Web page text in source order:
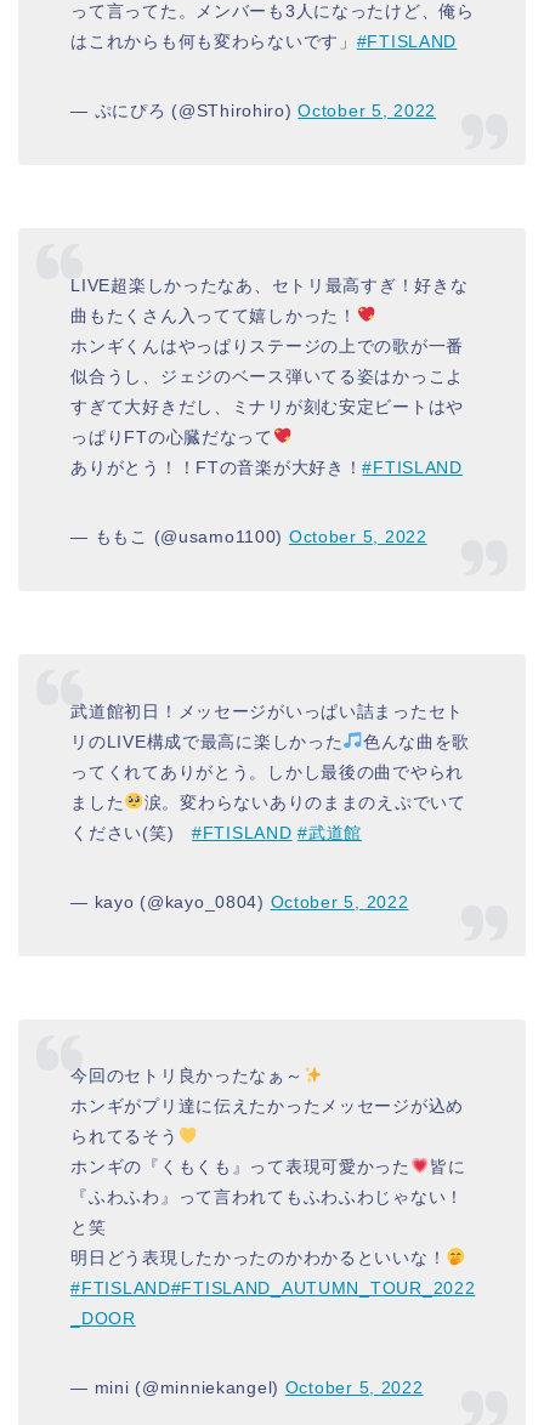
って言ってた。メンバーも3人になったけど、俺ら
はこれからも何も変わらないです」 #FTISLAND
— ぷにぴろ (@SThirohiro)October 5, 2022
LIVE超楽しかったなあ、セトリ最高すぎ！好きな
曲もたくさん入ってて嬉しかった！
ホンギくんはやっぱりステージの上での歌が一番
似合うし、ジェジのベース弾いてる姿はかっこよ
すぎて大好きだし、ミナリが刻む安定ビートはや
っぱりFTの心臓だなって
ありがとう！！FTの音楽が大好き！#FTISLAND
— ももこ (@usamo1100) October 5, 2022
武道館初日！メッセージがいっぱい詰まったセト
リのLIVE構成で最高に楽しかった
色んな曲を歌
ってくれてありがとう。しかし最後の曲でやられ
ました
涙。変わらないありのままのえぷでいて
ください(笑) #FTISLAND #武道館
— kayo (@kayo_0804) October 5, 2022
今回のセトリ良かったなぁ～
ホンギがプリ達に伝えたかったメッセージが込め
られてるそう
ホンギの『くもくも』って表現可愛かった
皆に
『ふわふわ』って言われてもふわふわじゃない！
と笑
明日どう表現したかったのかわかるといいな！
#FTISLAND#FTISLAND_AUTUMN_TOUR_2022
_DOOR
— mini (@minniekangel) October 5, 2022